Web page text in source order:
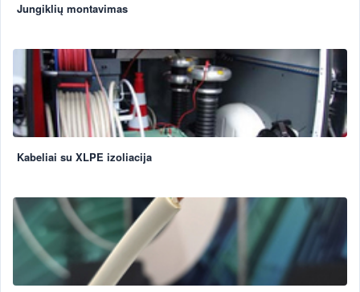
Jungiklių montavimas
Kabeliai su XLPE izoliacija